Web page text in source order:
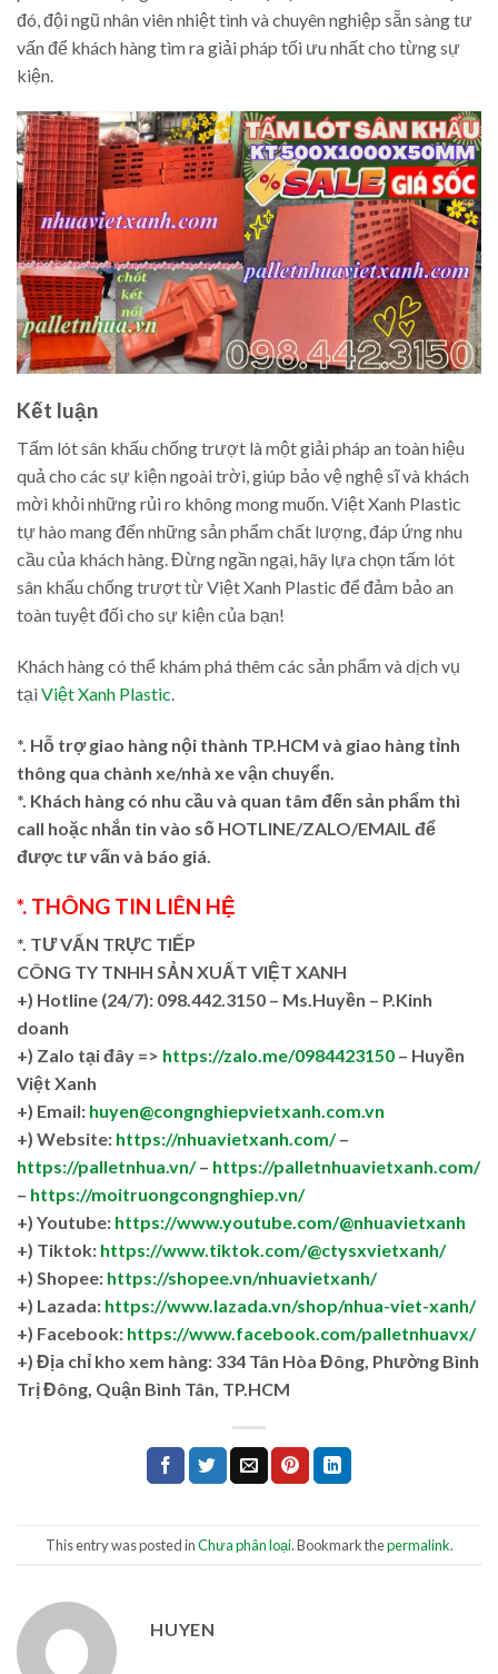
đó, đội ngũ nhân viên nhiệt tình và chuyên nghiệp sẵn sàng tư
vấn để khách hàng tìm ra giải pháp tối ưu nhất cho từng sự
kiện.
Kết luận
Tấm lót sân khấu chống trượt là một giải pháp an toàn hiệu
quả cho các sự kiện ngoài trời, giúp bảo vệ nghệ sĩ và khách
mời khỏi những rủi ro không mong muốn. Việt Xanh Plastic
tự hào mang đến những sản phẩm chất lượng, đáp ứng nhu
cầu của khách hàng. Đừng ngần ngại, hãy lựa chọn tấm lót
sân khấu chống trượt từ Việt Xanh Plastic để đảm bảo an
toàn tuyệt đối cho sự kiện của bạn!
Khách hàng có thể khám phá thêm các sản phẩm và dịch vụ
tạiViệt Xanh Plastic.
*. Hỗ trợ giao hàng nội thành TP.HCM và giao hàng tỉnh
thông qua chành xe/nhà xe vận chuyển.
*. Khách hàng có nhu cầu và quan tâm đến sản phẩm thì
call hoặc nhắn tin vào số HOTLINE/ZALO/EMAIL để
được tư vấn và báo giá.
*. THÔNG TIN LIÊN HỆ
*. TƯ VẤN TRỰC TIẾP
CÔNG TY TNHH SẢN XUẤT VIỆT XANH
+) Hotline (24/7): 098.442.3150 – Ms.Huyền – P.Kinh
doanh
+) Zalo tại đây => https://zalo.me/0984423150 – Huyền
Việt Xanh
+) Email: huyen@congnghiepvietxanh.com.vn
+) Website: https://nhuavietxanh.com/–
https://palletnhua.vn/– https://palletnhuavietxanh.com/
– https://moitruongcongnghiep.vn/
+) Youtube: https://www.youtube.com/@nhuavietxanh
+) Tiktok: https://www.tiktok.com/@ctysxvietxanh/
+) Shopee: https://shopee.vn/nhuavietxanh/
+) Lazada: https://www.lazada.vn/shop/nhua-viet-xanh/
+) Facebook: https://www.facebook.com/palletnhuavx/
+) Địa chỉ kho xem hàng: 334 Tân Hòa Đông, Phường Bình
Trị Đông, Quận Bình Tân, TP.HCM
This entry was posted inChưa phân loại. Bookmark thepermalink.
HUYEN